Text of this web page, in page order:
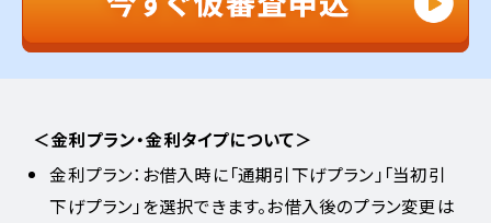
＜金利プラン・金利タイプについて＞
金利プラン：お借入時に「通期引下げプラン」「当初引
下げプラン」を選択できます。お借入後のプラン変更は